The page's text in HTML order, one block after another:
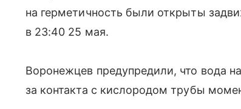
на герметичность были открыты
в 23:40 25 мая.
Воронежцев предупредили, что вода
за контакта с кислородом трубы